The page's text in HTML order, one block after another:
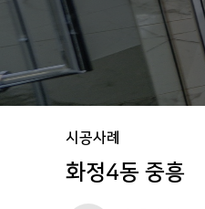
시공사례
화정4동 중흥